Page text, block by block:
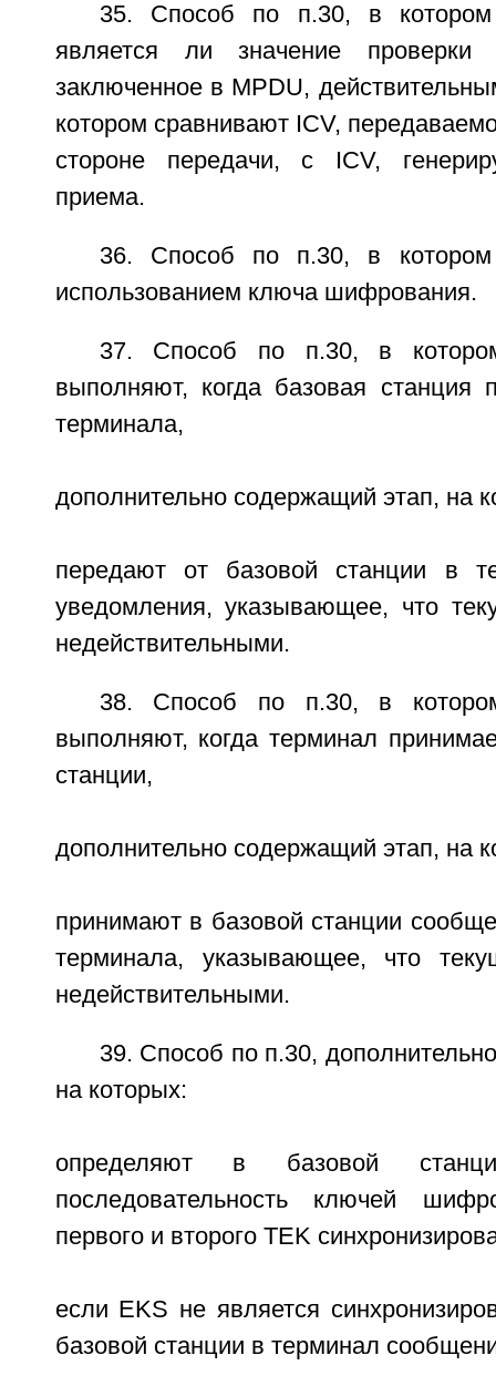
35. Способ по п.30, в котором
является ли значение проверки
заключенное в MPDU,
котором сравнивают ICV,
стороне передачи, с ICV,
приема.
36. Способ по п.30, в
использованием ключа шифрования.
37. Способ по п.30, в
выполняют, когда базовая станция
терминала,
дополнительно содержащий этап, на
передают от базовой станции в
уведомления, указывающее, что
недействительными.
38. Способ по п.30, в
выполняют, когда терминал
станции,
дополнительно содержащий этап, на
принимают в базовой станции
терминала, указывающее, что
недействительными.
39. Способ по п.30,
на которых:
определяют в базовой
последовательность ключей
первого и второго TEK
если EKS не является
базовой станции в терминал